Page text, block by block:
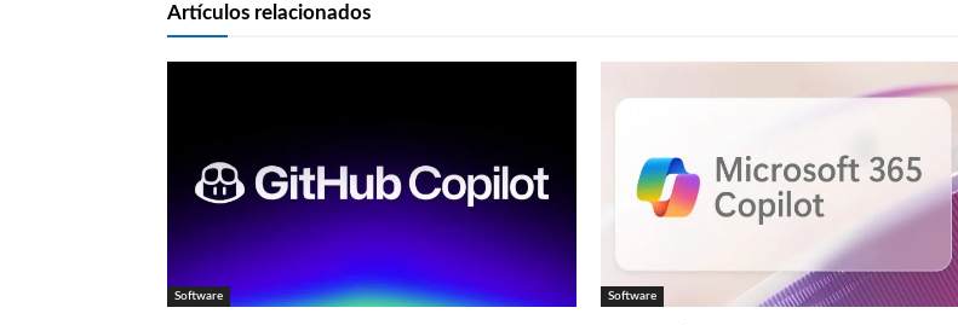
Artículos relacionados
Software Software